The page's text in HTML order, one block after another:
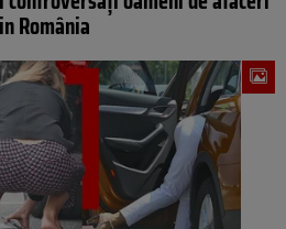
România